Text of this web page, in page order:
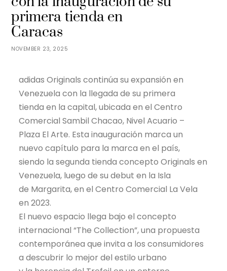
NOVEMBER 23, 2025
primera tienda en
Caracas
adidas Originals continúa su expansión en
Venezuela con la llegada de su primera
tienda en la capital, ubicada en el Centro
Comercial Sambil Chacao, Nivel Acuario –
Plaza El Arte. Esta inauguración marca un
nuevo capítulo para la marca en el país,
siendo la segunda tienda concepto Originals en
Venezuela, luego de su debut en la Isla
de Margarita, en el Centro Comercial La Vela
en 2023.
El nuevo espacio llega bajo el concepto
internacional “The Collection”, una propuesta
contemporánea que invita a los consumidores
a descubrir lo mejor del estilo urbano